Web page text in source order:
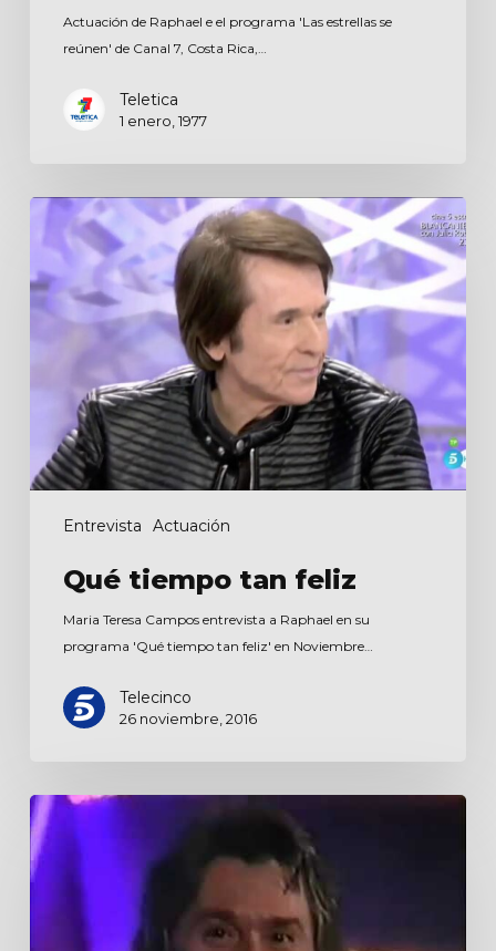
Actuación de Raphael e el programa 'Las estrellas se
reúnen' de Canal 7, Costa Rica,…
Teletica
1 enero, 1977
Entrevista Actuación
Qué
tiempo
feliz
Qué tiempo tan feliz
Maria Teresa Campos entrevista a Raphael en su
programa 'Qué tiempo tan feliz' en Noviembre…
Telecinco
26 noviembre, 2016
Sábado
sensacional